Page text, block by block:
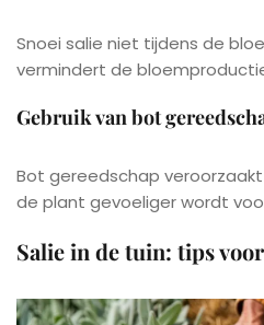
Snoei salie niet tijdens de
vermindert de
Gebruik van bot
Bot gereedschap
de plant gevoeliger wordt
Salie in de tuin: tips